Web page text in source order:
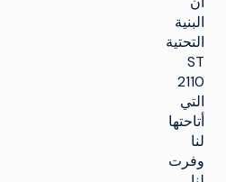
البنية
التحتية
ST
2110
التي
أتاحتها
لنا
وفرت